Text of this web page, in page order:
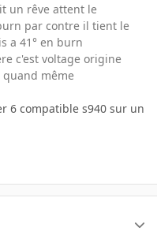
un rêve attent le
par contre il tient le
a 41° en burn
c'est voltage origine
même
6 compatible s940 sur un